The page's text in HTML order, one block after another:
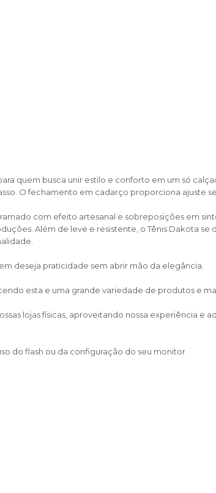
quem busca unir estilo e conforto em um só
O fechamento em cadarço proporciona ajuste
com efeito artesanal e sobreposições em
Além de leve e resistente, o Tênis Dakota
deseja praticidade sem abrir mão da elegância.
esta e uma grande variedade de produtos e
lojas físicas, aproveitando nossa experiência
do flash ou da configuração do seu monitor.